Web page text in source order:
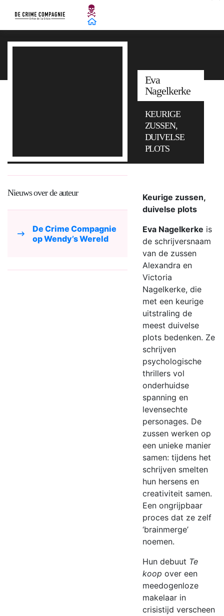
Eva
Nagelkerke
KEURIGE
ZUSSEN,
DUIVELSE
PLOTS
Nieuws over de auteur
De Crime Compagnie
op Wendy’s Wereld
Keurige zussen,
duivelse plots
Eva Nagelkerke is
de schrijversnaam
van de zussen
Alexandra en
Victoria
Nagelkerke, die
met een keurige
uitstraling de
meest duivelse
plots bedenken. Ze
schrijven
psychologische
thrillers vol
onderhuidse
spanning en
levensechte
personages. De
zussen werken op
een unieke manier
samen: tijdens het
schrijven smelten
hun hersens en
creativiteit samen.
Een ongrijpbaar
proces dat ze zelf
‘brainmerge’
noemen.
Hun debuut Te
koop over een
meedogenloze
makelaar in
crisistijd verscheen